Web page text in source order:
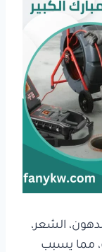
الشعر،
مما يسبب